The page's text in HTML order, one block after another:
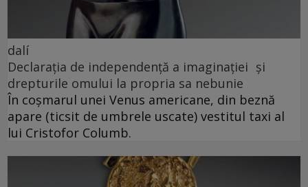
dalí
Declarația de independență a imaginației și
drepturile omului la propria sa nebunie
În coșmarul unei Venus americane, din beznă
apare (ticsit de umbrele uscate) vestitul taxi al
lui Cristofor Columb.